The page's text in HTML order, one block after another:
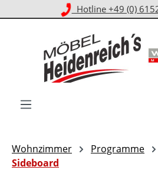
Zum Hauptinhalt springen
Kostenloser Versand ab
Wohnzimmer Programme
Sideboard